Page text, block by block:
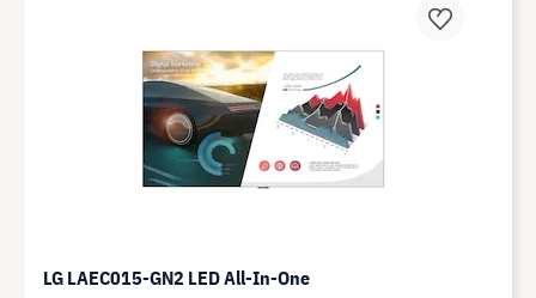
LG LAEC015-GN2 LED All-In-One